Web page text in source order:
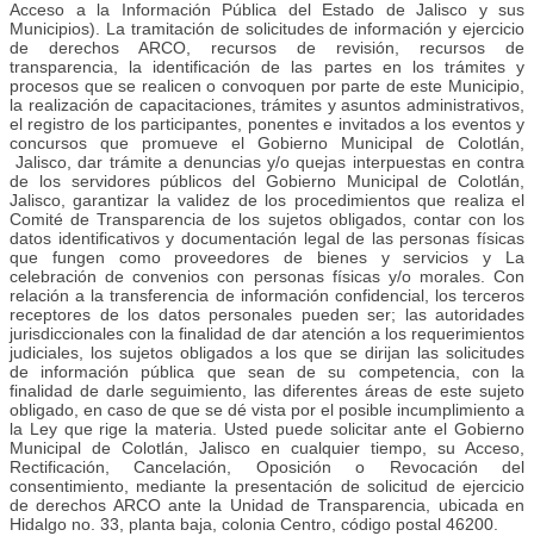
Acceso a la Información Pública del Estado de Jalisco y sus
Municipios). La tramitación de solicitudes de información y ejercicio
de derechos ARCO, recursos de revisión, recursos de
transparencia, la identificación de las partes en los trámites y
procesos que se realicen o convoquen por parte de este Municipio,
la realización de capacitaciones, trámites y asuntos administrativos,
el registro de los participantes, ponentes e invitados a los eventos y
concursos que promueve el Gobierno Municipal de Colotlán,
Jalisco, dar trámite a denuncias y/o quejas interpuestas en contra
de los servidores públicos del Gobierno Municipal de Colotlán,
Jalisco, garantizar la validez de los procedimientos que realiza el
Comité de Transparencia de los sujetos obligados, contar con los
datos identificativos y documentación legal de las personas físicas
que fungen como proveedores de bienes y servicios y La
celebración de convenios con personas físicas y/o morales. Con
relación a la transferencia de información confidencial, los terceros
receptores de los datos personales pueden ser; las autoridades
jurisdiccionales con la finalidad de dar atención a los requerimientos
judiciales, los sujetos obligados a los que se dirijan las solicitudes
de información pública que sean de su competencia, con la
finalidad de darle seguimiento, las diferentes áreas de este sujeto
obligado, en caso de que se dé vista por el posible incumplimiento a
la Ley que rige la materia. Usted puede solicitar ante el Gobierno
Municipal de Colotlán, Jalisco en cualquier tiempo, su Acceso,
Rectificación, Cancelación, Oposición o Revocación del
consentimiento, mediante la presentación de solicitud de ejercicio
de derechos ARCO ante la Unidad de Transparencia, ubicada en
Hidalgo no. 33, planta baja, colonia Centro, código postal 46200.